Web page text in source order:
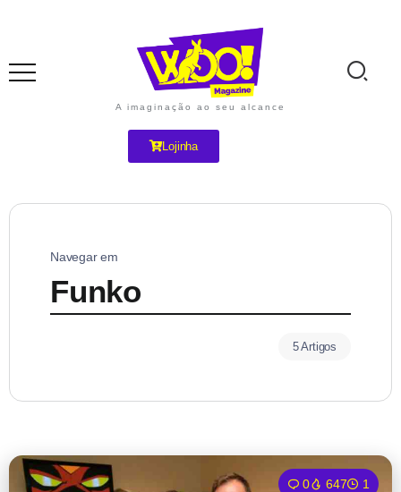
A imaginação ao seu alcance
Lojinha
Navegar em
Funko
5 Artigos
0 647 1